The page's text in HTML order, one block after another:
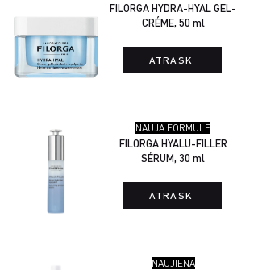
FILORGA HYDRA-HYAL GEL-
CRÉME, 50 ml
ATRASK
NAUJA FORMULĖ
FILORGA HYALU-FILLER
SÉRUM, 30 ml
ATRASK
NAUJIENA